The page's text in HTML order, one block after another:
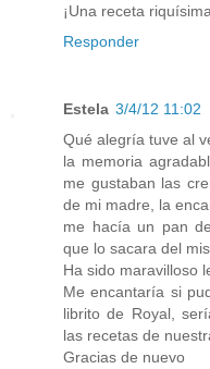
¡Una receta
Responder
Estela 3/4/12 11:02
Qué alegría tuve al
la memoria
me gustaban las
de mi madre, la
me hacía un pan
que lo sacara del
Ha sido maravilloso
Me encantaría si
librito de Royal,
las recetas de
Gracias de nuevo